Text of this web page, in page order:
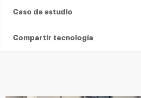
Caso de estudio
Compartir tecnología